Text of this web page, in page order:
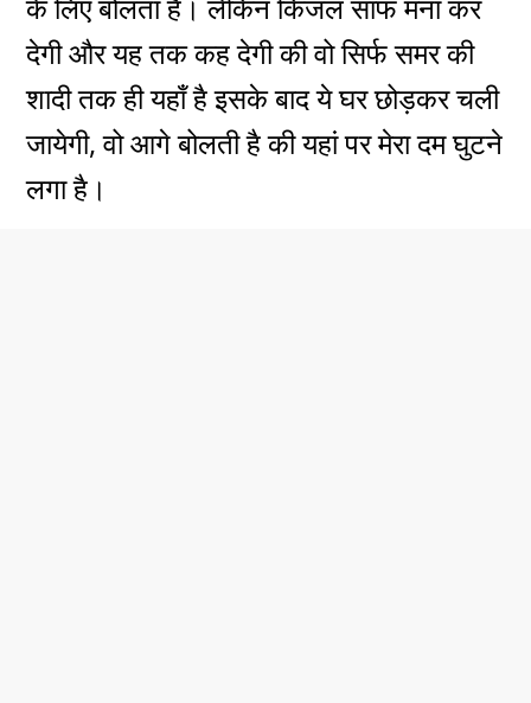
के लिए बोलता है। लेकिन किंजल साफ मना कर
देगी और यह तक कह देगी की वो सिर्फ समर की
शादी तक ही यहाँ है इसके बाद ये घर छोड़कर चली
जायेगी, वो आगे बोलती है की यहां पर मेरा दम घुटने
लगा है।